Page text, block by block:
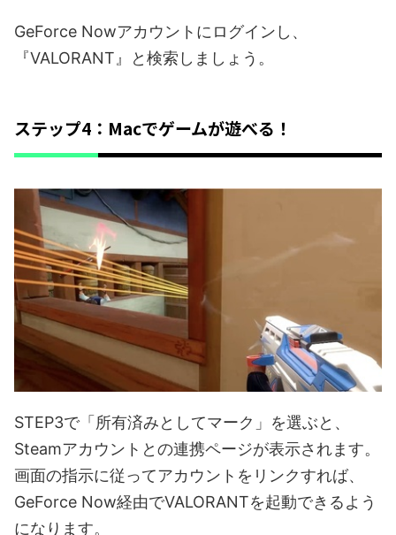
GeForce Nowアカウントにログインし、
『VALORANT』と検索しましょう。
ステップ4：Macでゲームが遊べる！
STEP3で「所有済みとしてマーク」を選ぶと、
Steamアカウントとの連携ページが表示されます。
画面の指示に従ってアカウントをリンクすれば、
GeForce Now経由でVALORANTを起動できるよう
になります。